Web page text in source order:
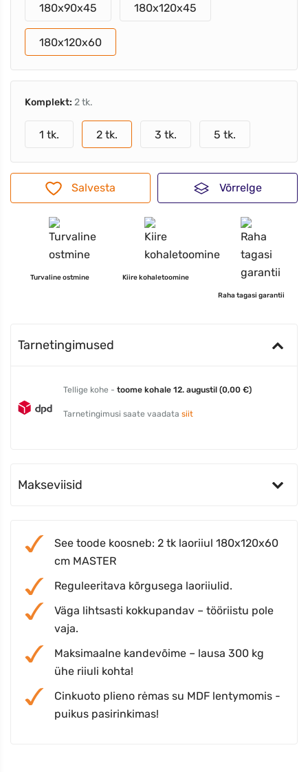
180x90x45 180x120x45
180x120x60
Komplekt: 2 tk.
1 tk. 2 tk. 3 tk. 5 tk.
Salvesta Võrrelge
Turvaline ostmine Kiire kohaletoomine
Raha tagasi garantii
Tarnetingimused
Tellige kohe - toome kohale 12. augustil (0,00 €)
Tarnetingimusi saate vaadata siit
Makseviisid
See toode koosneb: 2 tk laoriiul 180x120x60
cm MASTER
Reguleeritava kõrgusega laoriiulid.
Väga lihtsasti kokkupandav – tööriistu pole
vaja.
Maksimaalne kandevõime – lausa 300 kg
ühe riiuli kohta!
Cinkuoto plieno rėmas su MDF lentymomis -
puikus pasirinkimas!